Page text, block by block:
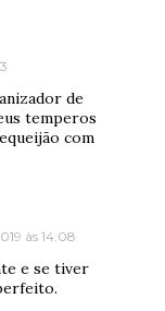
de
temperos
com
às 14:08
e se tiver